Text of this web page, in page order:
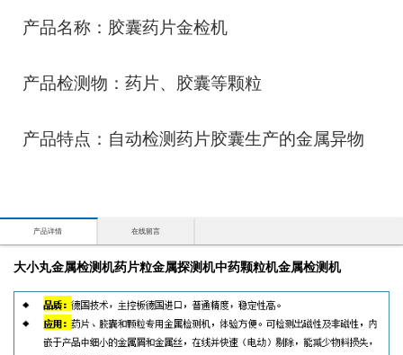
产品名称：胶囊药片金检机
产品检测物：药片、胶囊等颗粒
产品特点：自动检测药片胶囊生产的金属异物
产品详情 在线留言
大小丸金属检测机药片粒金属探测机中药颗粒机金属检测机